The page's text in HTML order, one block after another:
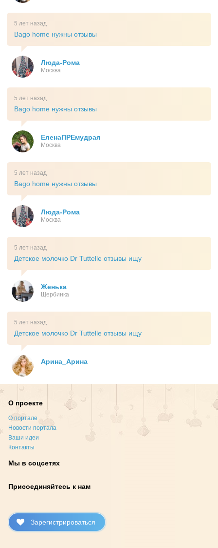
5 лет назад
Bago home нужны отзывы
Люда-Рома
Москва
5 лет назад
Bago home нужны отзывы
ЕленаПРЕмудрая
Москва
5 лет назад
Bago home нужны отзывы
Люда-Рома
Москва
5 лет назад
Детское молочко Dr Tuttelle отзывы ищу
Женька
Щербинка
5 лет назад
Детское молочко Dr Tuttelle отзывы ищу
Арина_Арина
О проекте
О портале
Новости портала
Ваши идеи
Контакты
Мы в соцсетях
Присоединяйтесь к нам
Зарегистрироваться